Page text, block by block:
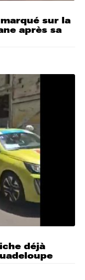
sur la
après sa
déjà